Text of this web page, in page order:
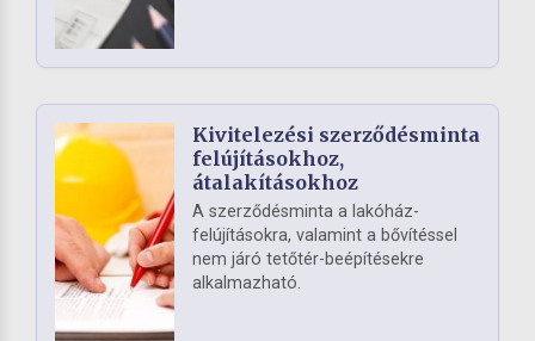
Kivitelezési szerződésminta
felújításokhoz,
átalakításokhoz
A szerződésminta a lakóház-
felújításokra, valamint a bővítéssel
nem járó tetőtér-beépítésekre
alkalmazható.